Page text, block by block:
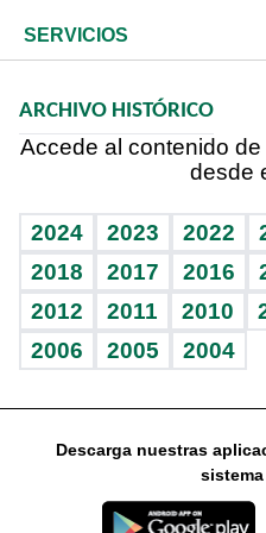
Resto del mundo
Economía personal
Podcast Arte Libre
Vida y familia
Eñe
Celebrando la vida
Sin complejos
En pocas palabras
Escuchando al corazón
Economía Personal
Más deportes
BRV
TBT Deportivo
El Espía
Más firmas
Cambio climático
Opinión
Hecho en casa
Guía del dinero
SERVICIOS
Cumpleaños
Horóscopos
ARCHIVO HISTÓRICO
Accede al contenido
desde
2024 2023 2022
2018
2017 2016
2012
2011 2010
2006
2005 2004
Descarga nuestras